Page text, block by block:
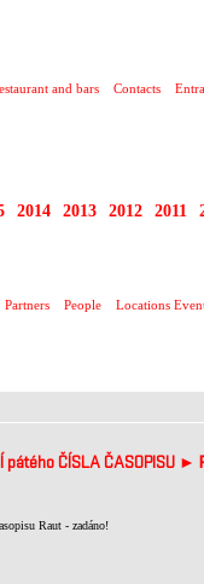
and bars Contacts
2014 2013 2012 2011
Partners People Locations
pátého ČÍSLA ČASOPISU ►
Raut - zadáno!